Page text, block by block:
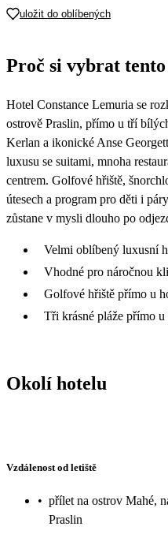
17 18
109 469
121 719
uložit do oblíbených
Proč si vybrat
Hotel Constance Lemuria se
ostrově Praslin, přímo u tří
Kerlan a ikonické Anse
luxusu se suitami, mnoha
centrem. Golfové hřiště,
útesech a program pro děti i
zůstane v mysli dlouho po
Velmi oblíbený luxusní
Vhodné pro náročnou
Golfové hřiště přímo u
Tři krásné pláže přímo u
Okolí hotelu
Vzdálenost od letiště
• přílet na ostrov Mahé,
Praslin